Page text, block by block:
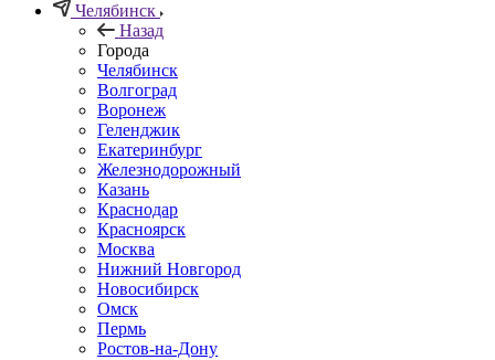
Челябинск
Назад
Города
Челябинск
Волгоград
Воронеж
Геленджик
Екатеринбург
Железнодорожный
Казань
Краснодар
Красноярск
Москва
Нижний Новгород
Новосибирск
Омск
Пермь
Ростов-на-Дону